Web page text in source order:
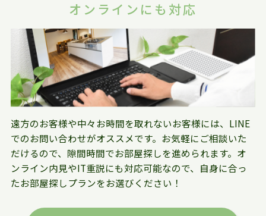
オンラインにも対応
遠方のお客様や中々お時間を取れないお客様には、LINE
でのお問い合わせがオススメです。お気軽にご相談いた
だけるので、隙間時間でお部屋探しを進められます。オ
ンライン内見やIT重説にも対応可能なので、自身に合っ
たお部屋探しプランをお選びください！